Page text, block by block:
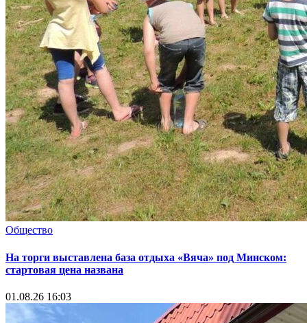
Общество
На торги выставлена база отдыха «Вяча» под Минском:
стартовая цена названа
01.08.26 16:03